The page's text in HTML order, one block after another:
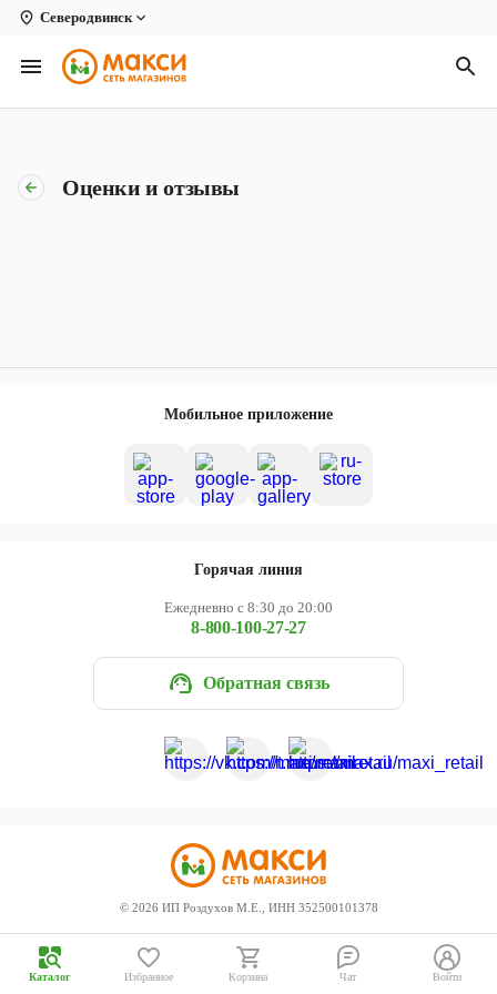
Северодвинск
Вологда
Архангельск
Киров
Новодвинск
Оценки и отзывы
Мобильное приложение
Горячая линия
Ежедневно с 8:30 до 20:00
8-800-100-27-27
Обратная связь
© 2026 ИП Роздухов М.Е., ИНН 352500101378
Каталог Избранное Корзина Чат Войти